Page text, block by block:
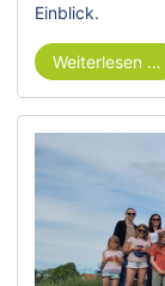
Einblick.
Weiterlesen …